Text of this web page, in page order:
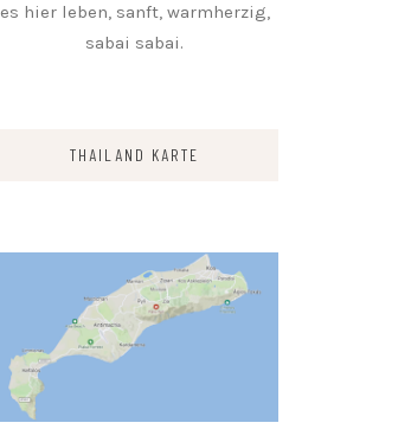
es hier leben, sanft, warmherzig,
sabai sabai.
THAILAND KARTE